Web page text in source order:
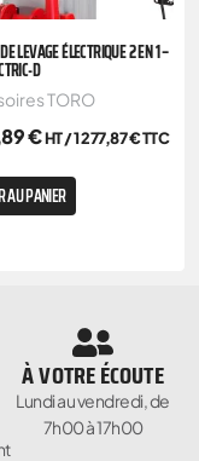
LEVAGE ÉLECTRIQUE 2 EN 1 –
D
TORO
€HT /1 277,87€TTC
AU PANIER
À VOTRE ÉCOUTE
Lundi au vendredi, de
7h00 à 17h00